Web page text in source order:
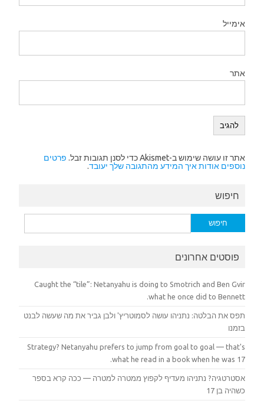
אימייל
אתר
אתר זו עושה שימוש ב-Akismet כדי לסנן תגובות זבל.
פרטים
נוספים אודות איך המידע מהתגובה שלך יעובד.
חיפוש
חיפוש:
פוסטים אחרונים
Caught the “tile”: Netanyahu is doing to Smotrich and Ben Gvir
what he once did to Bennett.
תפס את הבלטה: נתניהו עושה לסמוטריץ' ולבן גביר את מה שעשה לבנט
בזמנו
Strategy? Netanyahu prefers to jump from goal to goal — that's
what he read in a book when he was 17.
אסטרטגיה? נתניהו מעדיף לקפוץ ממטרה למטרה — ככה קרא בספר
כשהיה בן 17